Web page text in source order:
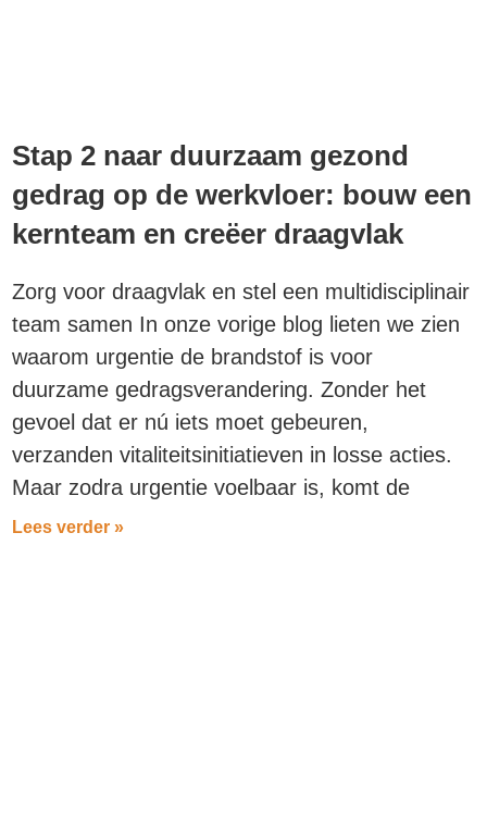
Stap 2 naar duurzaam gezond
gedrag op de werkvloer: bouw een
kernteam en creëer draagvlak
Zorg voor draagvlak en stel een multidisciplinair
team samen In onze vorige blog lieten we zien
waarom urgentie de brandstof is voor
duurzame gedragsverandering. Zonder het
gevoel dat er nú iets moet gebeuren,
verzanden vitaliteitsinitiatieven in losse acties.
Maar zodra urgentie voelbaar is, komt de
Lees verder »